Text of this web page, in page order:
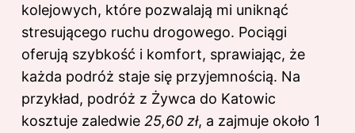
kolejowych, które pozwalają mi uniknąć
stresującego ruchu drogowego. Pociągi
oferują szybkość i komfort, sprawiając, że
każda podróż staje się przyjemnością. Na
przykład, podróż z Żywca do Katowic
kosztuje zaledwie 25,60 zł, a zajmuje około 1